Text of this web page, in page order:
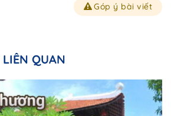
Góp ý bài viết
QUAN